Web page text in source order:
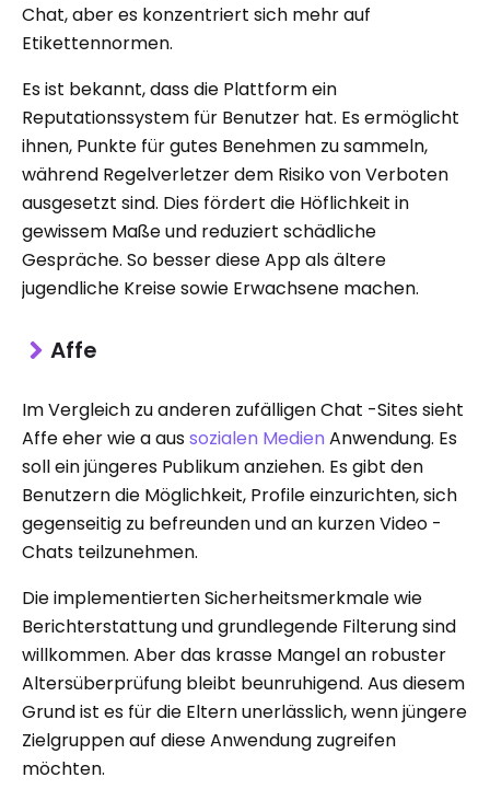
Chat, aber es konzentriert sich mehr auf
Etikettennormen.
Es ist bekannt, dass die Plattform ein
Reputationssystem für Benutzer hat. Es ermöglicht
ihnen, Punkte für gutes Benehmen zu sammeln,
während Regelverletzer dem Risiko von Verboten
ausgesetzt sind. Dies fördert die Höflichkeit in
gewissem Maße und reduziert schädliche
Gespräche. So besser diese App als ältere
jugendliche Kreise sowie Erwachsene machen.
Affe
Im Vergleich zu anderen zufälligen Chat -Sites sieht
Affe eher wie a aussozialen Medien Anwendung. Es
soll ein jüngeres Publikum anziehen. Es gibt den
Benutzern die Möglichkeit, Profile einzurichten, sich
gegenseitig zu befreunden und an kurzen Video -
Chats teilzunehmen.
Die implementierten Sicherheitsmerkmale wie
Berichterstattung und grundlegende Filterung sind
willkommen. Aber das krasse Mangel an robuster
Altersüberprüfung bleibt beunruhigend. Aus diesem
Grund ist es für die Eltern unerlässlich, wenn jüngere
Zielgruppen auf diese Anwendung zugreifen
möchten.